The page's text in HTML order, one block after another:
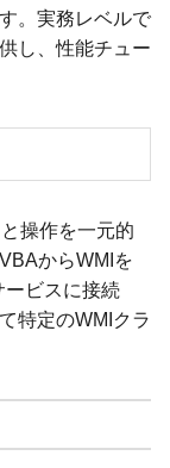
。実務レベルで
し、性能チュー
操作を一元的
からWMIを
ービスに接続
特定のWMIクラ